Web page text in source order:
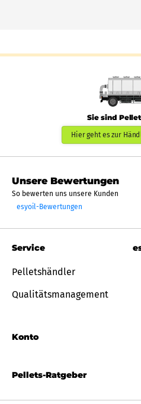
Sie sind
Hier geht es zur
Unsere Bewertungen
So bewerten uns unsere Kunden
esyoil-Bewertungen
Pellets-Ratgeber
Service
Pelletshändler
Qualitätsmanagement
Konto